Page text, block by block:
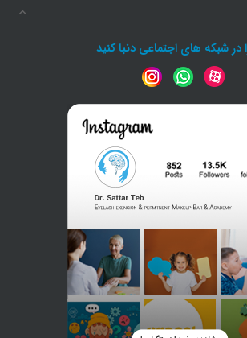
در شبکه های اجتماعی دنبا کنید